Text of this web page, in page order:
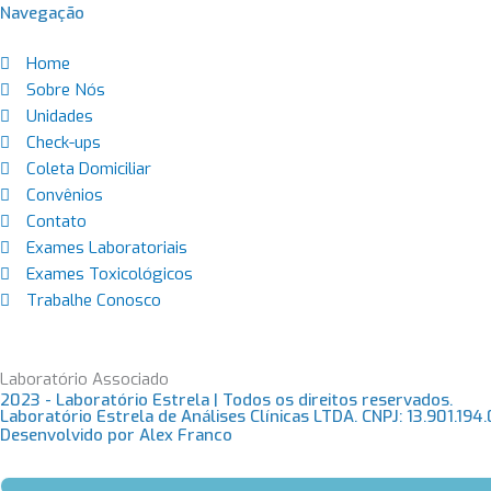
Navegação
Home
Sobre Nós
Unidades
Check-ups
Coleta Domiciliar
Convênios
Contato
Exames Laboratoriais
Exames Toxicológicos
Trabalhe Conosco
Laboratório Associado
2023 - Laboratório Estrela | Todos os direitos reservados.
Laboratório Estrela de Análises Clínicas LTDA. CNPJ:
Desenvolvido por Alex Franco